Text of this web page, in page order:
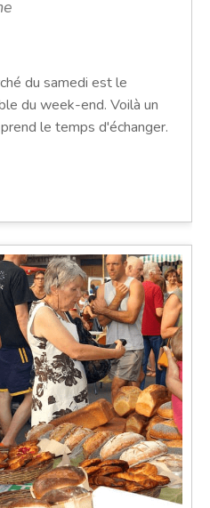
du samedi est le
du week-end. Voilà un
le temps d'échanger.